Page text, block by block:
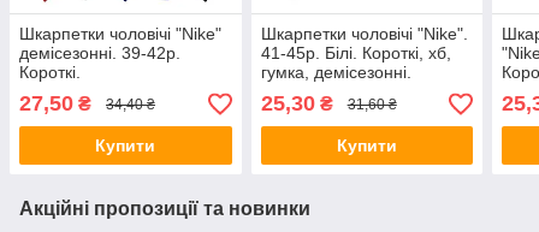
Шкарпетки чоловічі "Nike"
демісезонні. 39-42р.
Короткі.
27,50 ₴ 34,40 ₴
Купити
Шкарпетки чоловічі "Nike".
41-45р. Білі. Короткі, хб,
гумка, демісезонні.
25,30₴ 31,60 ₴
Купити
Акційні пропозиції та новинки